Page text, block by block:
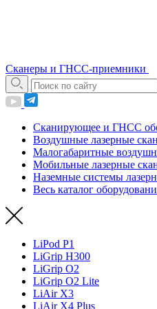
Сканеры и ГНСС-приемники
Сканирующее и ГНСС
Воздушные лазерные
Малогабаритные
Мобильные лазерные
Наземные системы
Весь каталог
LiPod P1
LiGrip H300
LiGrip O2
LiGrip O2 Lite
LiAir X3
LiAir X4 Plus